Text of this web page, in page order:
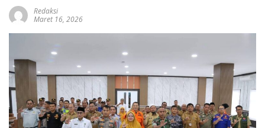
Redaksi
Maret 16, 2026